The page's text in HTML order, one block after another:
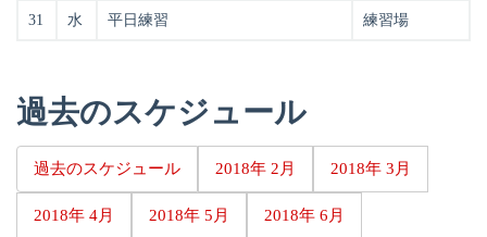
31 水 平日練習 練習場
過去のスケジュール
過去のスケジュール 2018年 2月 2018年 3月
2018年 4月 2018年 5月 2018年 6月